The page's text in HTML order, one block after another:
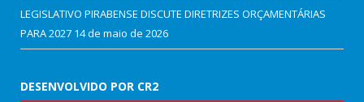
LEGISLATIVO PIRABENSE DISCUTE DIRETRIZES ORÇAMENTÁRIAS
PARA 2027 14 de maio de 2026
DESENVOLVIDO POR CR2